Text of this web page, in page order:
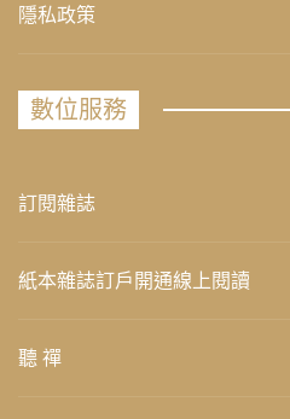
隱私政策
數位服務
訂閱雜誌
紙本雜誌訂戶開通線上閱讀
聽 禪